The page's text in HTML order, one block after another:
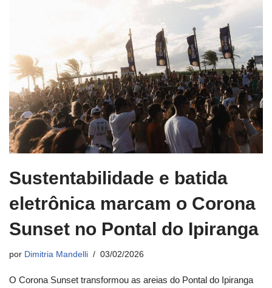
Sustentabilidade e batida
eletrônica marcam o Corona
Sunset no Pontal do Ipiranga
por Dimitria Mandelli 03/02/2026
O Corona Sunset transformou as areias do Pontal do Ipiranga